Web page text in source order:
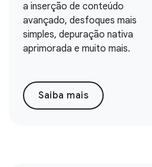
a inserção de conteúdo
avançado, desfoques mais
simples, depuração nativa
aprimorada e muito mais.
Saiba mais